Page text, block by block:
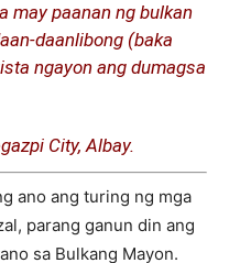
may paanan ng bulkan
daanlibong (baka
ngayon ang dumagsa
City, Albay.
ano ang turing ng mga
parang ganun din ang
sa Bulkang Mayon.